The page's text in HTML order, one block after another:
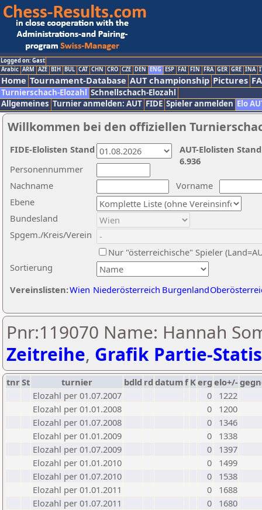
Logged on: Gast
Arabic ARM AZE BIH BUL CAT CHN CRO CZE DEN ENG ESP FAI FIN FRA GER GRE INA
Home Tournament-Database AUT championship Pictures
Turnierschach-Elozahl Schnellschach-Elozahl
Allgemeines Turnier anmelden: AUT FIDE Spieler anmelden Elo
Willkommen bei den offiziellen
Nachname
Vorname
Ebene
Sortierung
Personennummer
Bundesland
Spgem./Kreis/Verein
Nur "österreichische" Spieler
Vereinslisten:Wien Niederösterreich Burgenland
AUT-Elolisten
6.936
FIDE-Elolisten Stand
Pnr:119070 Name: Hannah
Zeitreihe, Grafik Partie-
tnrSt turnier bdld rd datumf Kerg elo+/-
Elozahl per 01.07.2007
0
1222
Elozahl per 01.01.2008
0
1200
Elozahl per 01.07.2008
0
1346
Elozahl per 01.01.2009
0
1338
Elozahl per 01.07.2009
0
1397
Elozahl per 01.01.2010
0
1499
Elozahl per 01.07.2010
0
1538
Elozahl per 01.01.2011
0
1688
Elozahl per 01.07.2011
0
1680